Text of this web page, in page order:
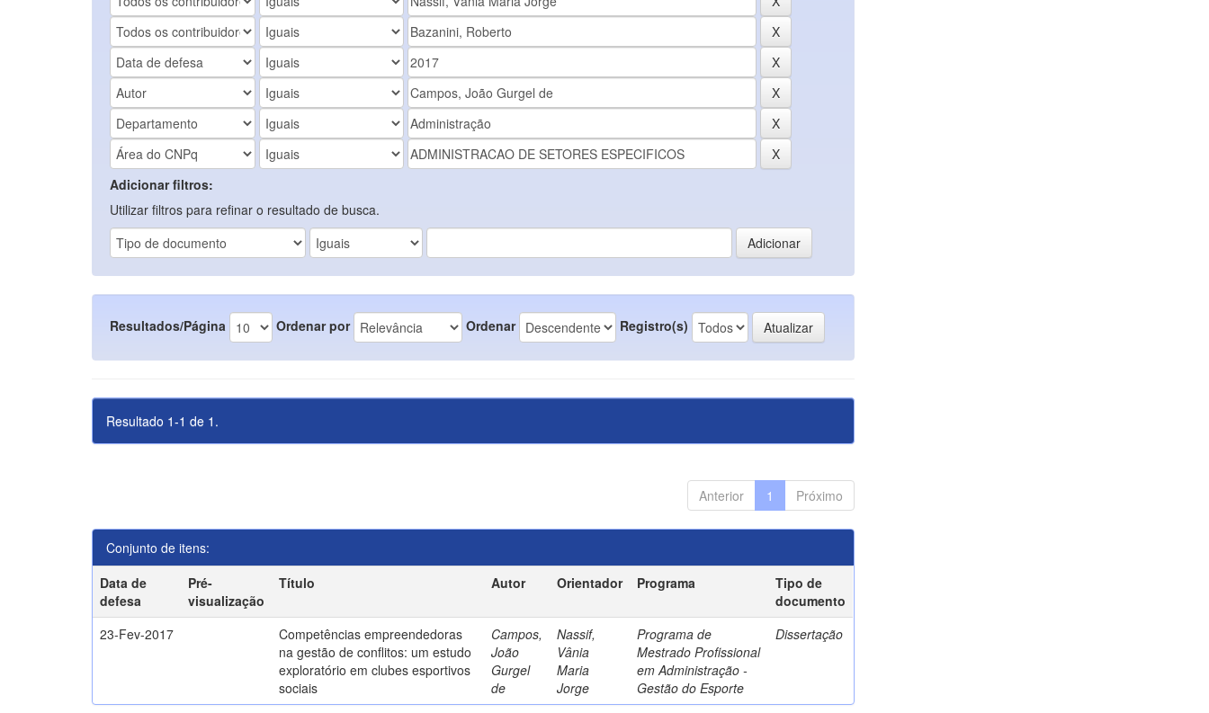
Adicionar filtros:
Utilizar filtros para refinar o resultado de busca.
Resultados/Página Ordenar por Ordenar Registro(s)
Resultado 1-1 de 1.
Anterior 1 Próximo
Conjunto de itens:
Data de
defesa
Pré-
visualização
Título Autor Orientador Programa
Tipo de
documento
23-Fev-2017
Competências empreendedoras
na gestão de conflitos: um estudo
exploratório em clubes esportivos
sociais
Campos,
João
Gurgel
de
Nassif,
Vânia
Maria
Jorge
Programa de
Mestrado Profissional
em Administração -
Gestão do Esporte
Dissertação